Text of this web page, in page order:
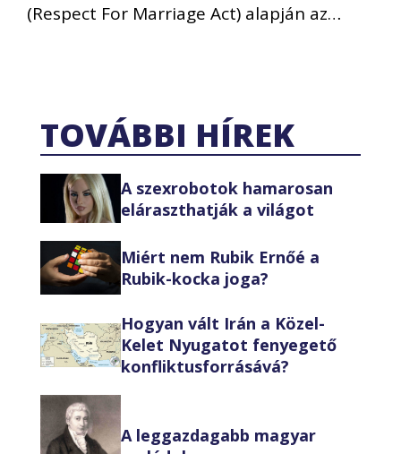
(Respect For Marriage Act) alapján az…
TOVÁBBI HÍREK
A szexrobotok hamarosan
eláraszthatják a világot
Miért nem Rubik Ernőé a
Rubik-kocka joga?
Hogyan vált Irán a Közel-
Kelet Nyugatot fenyegető
konfliktusforrásává?
A leggazdagabb magyar